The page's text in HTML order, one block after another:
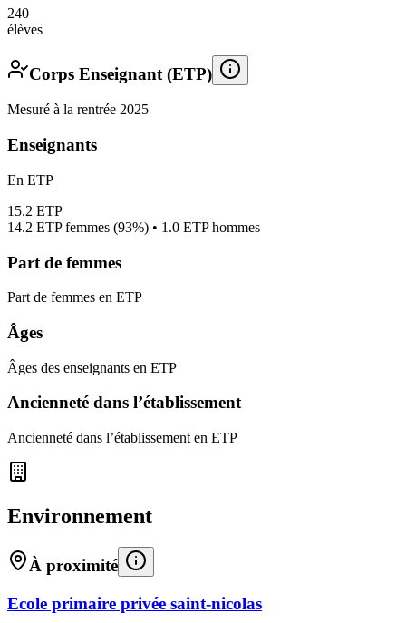
240
élèves
Corps Enseignant (ETP)
Mesuré à la rentrée 2025
Enseignants
En ETP
15.2 ETP
14.2 ETP femmes (93%) • 1.0 ETP hommes
Part de femmes
Part de femmes en ETP
Âges
Âges des enseignants en ETP
Ancienneté dans l’établissement
Ancienneté dans l’établissement en ETP
Environnement
À proximité
Ecole primaire privée saint-nicolas